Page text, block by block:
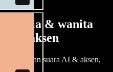
pria & wanita
aksen
ratusan suara AI & aksen,